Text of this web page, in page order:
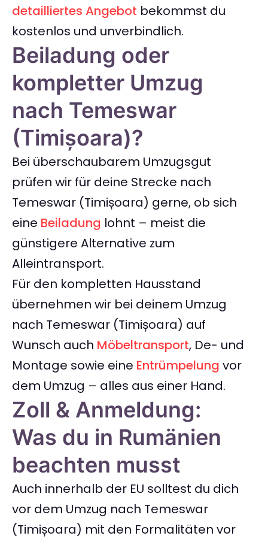
detailliertes Angebot bekommst du
kostenlos und unverbindlich.
Beiladung oder
kompletter Umzug
nach Temeswar
(Timișoara)?
Bei überschaubarem Umzugsgut
prüfen wir für deine Strecke nach
Temeswar (Timișoara) gerne, ob sich
eine Beiladung lohnt – meist die
günstigere Alternative zum
Alleintransport.
Für den kompletten Hausstand
übernehmen wir bei deinem Umzug
nach Temeswar (Timișoara) auf
Wunsch auch Möbeltransport, De- und
Montage sowie eine Entrümpelung vor
dem Umzug – alles aus einer Hand.
Zoll & Anmeldung:
Was du in Rumänien
beachten musst
Auch innerhalb der EU solltest du dich
vor dem Umzug nach Temeswar
(Timișoara) mit den Formalitäten vor